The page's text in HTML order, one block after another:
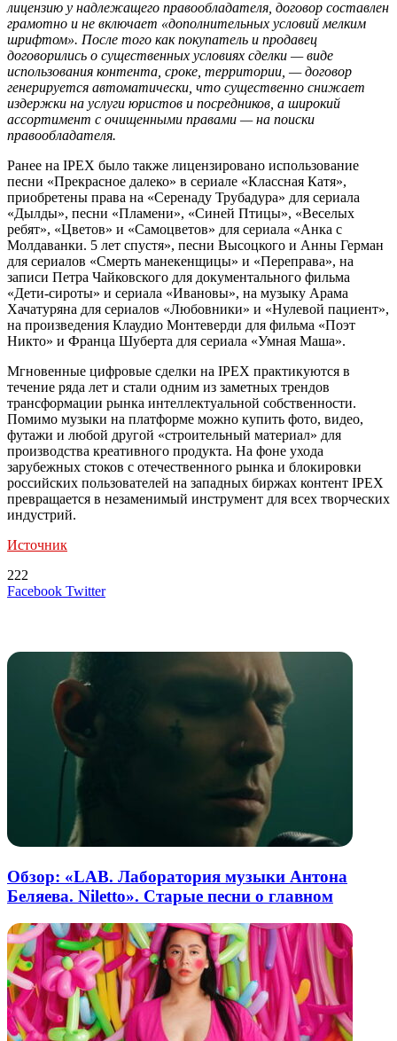
лицензию у надлежащего правообладателя, договор составлен
грамотно и не включает «дополнительных условий мелким
шрифтом». После того как покупатель и продавец
договорились о существенных условиях сделки — виде
использования контента, сроке, территории, — договор
генерируется автоматически, что существенно снижает
издержки на услуги юристов и посредников, а широкий
ассортимент с очищенными правами — на поиски
правообладателя.
Ранее на IPEХ было также лицензировано использование
песни «Прекрасное далеко» в сериале «Классная Катя»,
приобретены права на «Серенаду Трубадура» для сериала
«Дылды», песни «Пламени», «Синей Птицы», «Веселых
ребят», «Цветов» и «Самоцветов» для сериала «Анка с
Молдаванки. 5 лет спустя», песни Высоцкого и Анны Герман
для сериалов «Смерть манекенщицы» и «Переправа», на
записи Петра Чайковского для документального фильма
«Дети-сироты» и сериала «Ивановы», на музыку Арама
Хачатуряна для сериалов «Любовники» и «Нулевой пациент»,
на произведения Клаудио Монтеверди для фильма «Поэт
Никто» и Франца Шуберта для сериала «Умная Маша».
Мгновенные цифровые сделки на IPEX практикуются в
течение ряда лет и стали одним из заметных трендов
трансформации рынка интеллектуальной собственности.
Помимо музыки на платформе можно купить фото, видео,
футажи и любой другой «строительный материал» для
производства креативного продукта. На фоне ухода
зарубежных стоков с отечественного рынка и блокировки
российских пользователей на западных биржах контент IPEX
превращается в незаменимый инструмент для всех творческих
индустрий.
Источник
222
Facebook TwitterLinkedIn
Tumblr
Reddit
Вконтакте
Одноклассники
Skype
Messenger
Messenger
WhatsApp
Telegram
Viber
Line
Поделиться
Печатать
Обзор: «LAB. Лаборатория музыки Антона
Беляева. Niletto». Старые песни о главном